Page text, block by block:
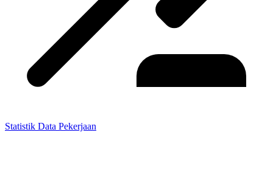
Statistik Data Pekerjaan